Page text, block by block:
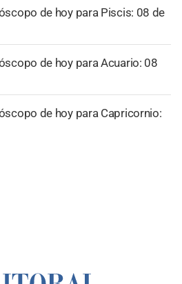
de hoy para Piscis: 08 de
de hoy para Acuario: 08
de hoy para Capricornio: